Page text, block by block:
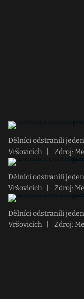
Dělníci odstranili
Vršovicích
Zdroj:
Dělníci odstranili
Vršovicích
Zdroj:
Dělníci odstranili
Vršovicích
Zdroj: